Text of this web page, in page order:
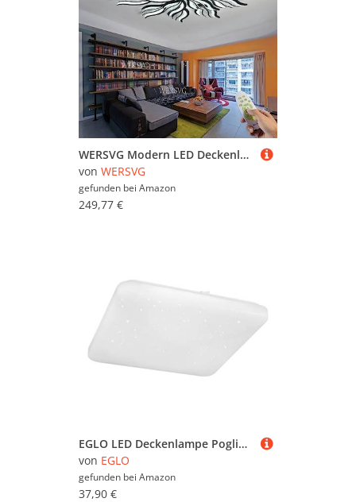
WERSVG Modern LED Deckenlampe Wohnzimmerlampe Kreatives Schwarze 15-flammig Deckenleuchte Dimmbar 3500K-6500K Mit Fernbedienung, für Wohnzimmer Schlafzimmer Küche Esszimmer flurlampe 115cm,145W
von WERSVG
gefunden bei Amazon
249,77 €
EGLO LED Deckenlampe Pogliola, Deckenleuchte mit Kristall-Effekt und Dip Switch, Lampe Decke Küche, Metall und Kunststoff in Weiß, warmweiß, neutralweiß, kaltweiß, 43x43 cm
von EGLO
gefunden bei Amazon
37,90 €